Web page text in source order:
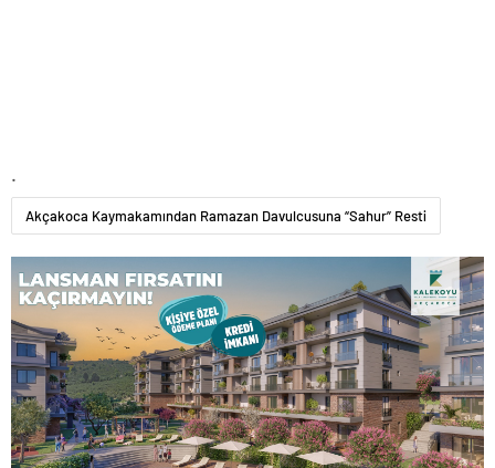
Akçakoca Kaymakamından Ramazan Davulcusuna “Sahur” Resti